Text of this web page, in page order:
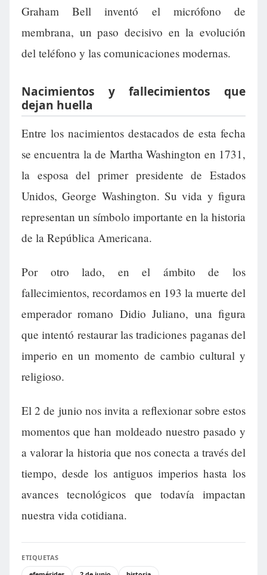
Graham Bell inventó el micrófono de
membrana, un paso decisivo en la evolución
del teléfono y las comunicaciones modernas.
Nacimientos y fallecimientos que
dejan huella
Entre los nacimientos destacados de esta fecha
se encuentra la de Martha Washington en 1731,
la esposa del primer presidente de Estados
Unidos, George Washington. Su vida y figura
representan un símbolo importante en la historia
de la República Americana.
Por otro lado, en el ámbito de los
fallecimientos, recordamos en 193 la muerte del
emperador romano Didio Juliano, una figura
que intentó restaurar las tradiciones paganas del
imperio en un momento de cambio cultural y
religioso.
El 2 de junio nos invita a reflexionar sobre estos
momentos que han moldeado nuestro pasado y
a valorar la historia que nos conecta a través del
tiempo, desde los antiguos imperios hasta los
avances tecnológicos que todavía impactan
nuestra vida cotidiana.
ETIQUETAS